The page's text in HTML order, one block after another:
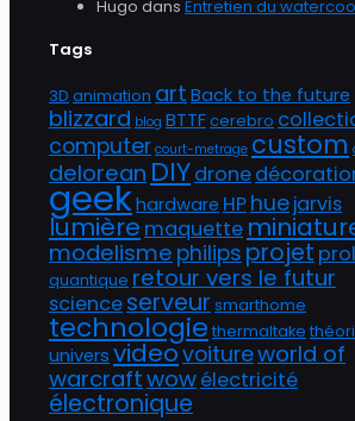
Hugo dans Entretien du
Tags
3D animation art Back to the future
blizzard blog BTTFcerebro
computer court-metrage custom
delorean DIYdrone
geekhardware HPhuejarvis
lumière maquette
modelisme philips projet
quantique retour vers le futur
scienceserveur smarthome
technologie thermaltake
univers videovoitureworld of
warcraftwowélectricité
électronique